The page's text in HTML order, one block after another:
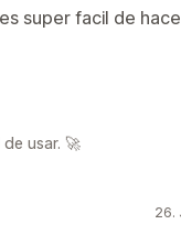
super facil de
usar. 🚀
26.